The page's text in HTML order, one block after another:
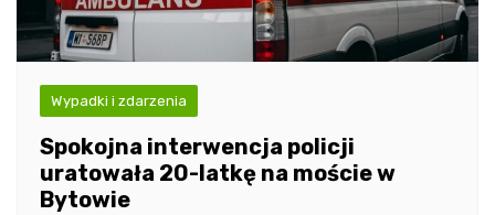
Wypadki i zdarzenia
Spokojna interwencja policji
uratowała 20-latkę na moście w
Bytowie